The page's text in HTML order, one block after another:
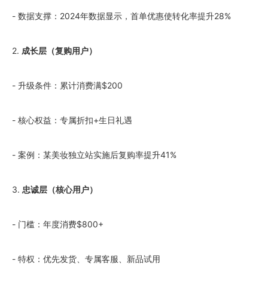
- 数据支撑：2024年数据显示，首单优惠使转化率提升28%
2. 成长层（复购用户）
- 升级条件：累计消费满$200
- 核心权益：专属折扣+生日礼遇
- 案例：某美妆独立站实施后复购率提升41%
3. 忠诚层（核心用户）
- 门槛：年度消费$800+
- 特权：优先发货、专属客服、新品试用